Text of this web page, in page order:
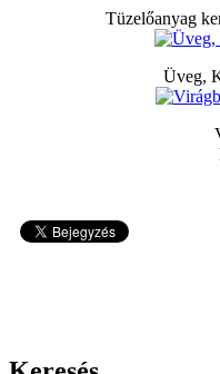
Tüzelőanyag
Üveg,